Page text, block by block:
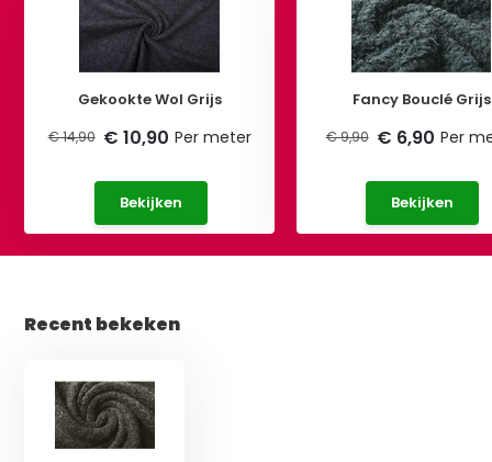
Gekookte Wol Grijs
€ 14,90 € 10,90 Per meter
Bekijken
Fancy Bouclé Grijs
€ 9,90 € 6,90 Per
Bekijken
Recent bekeken